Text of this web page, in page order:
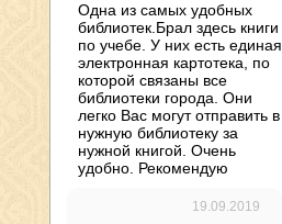
Одна из самых удобных
библиотек.Брал здесь книги
по учебе. У них есть единая
электронная картотека, по
которой связаны все
библиотеки города. Они
легко Вас могут отправить в
нужную библиотеку за
нужной книгой. Очень
удобно. Рекомендую
19.09.2019